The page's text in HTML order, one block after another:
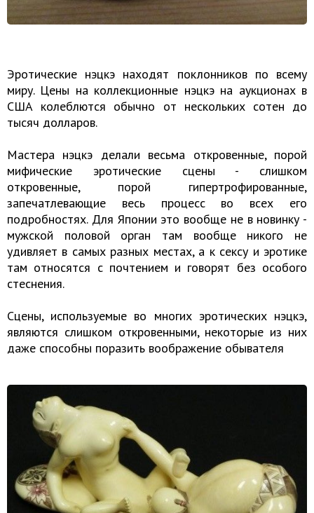
Эротические нэцкэ находят поклонников по всему
миру. Цены на коллекционные нэцкэ на аукционах в
США колеблются обычно от нескольких сотен до
тысяч долларов.
Мастера нэцкэ делали весьма откровенные, порой
мифические эротические сцены - слишком
откровенные, порой гипертрофированные,
запечатлевающие весь процесс во всех его
подробностях. Для Японии это вообще не в новинку -
мужской половой орган там вообще никого не
удивляет в самых разных местах, а к сексу и эротике
там относятся с почтением и говорят без особого
стеснения.
Сцены, используемые во многих эротических нэцкэ,
являются слишком откровенными, некоторые из них
даже способны поразить воображение обывателя